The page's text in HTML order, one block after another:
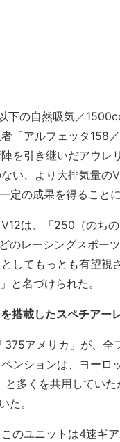
の自然吸気／
「アルフェッタ158
を引き継いだアウレ
い、より大排気量
定の成果を得ることに
は、「250（のち
のレーシングスポー
してもっとも有望視
と名づけられた。
搭載したスペチアー
アメリカ」が、全
ンションは、ヨー
と多くを共用してい
た。
のユニットは4速ギ